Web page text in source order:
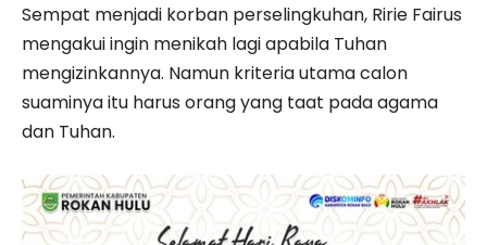
Sempat menjadi korban perselingkuhan, Ririe Fairus
mengakui ingin menikah lagi apabila Tuhan
mengizinkannya. Namun kriteria utama calon
suaminya itu harus orang yang taat pada agama
dan Tuhan.